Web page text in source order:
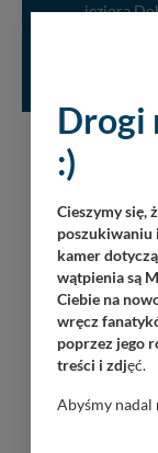
jeziora
Drogi
:)
Cieszymy się,
poszukiwaniu
kamer
wątpienia są
Ciebie na
wręcz
poprzez jego
treści i zdjęć.
Abyśmy
dostosować